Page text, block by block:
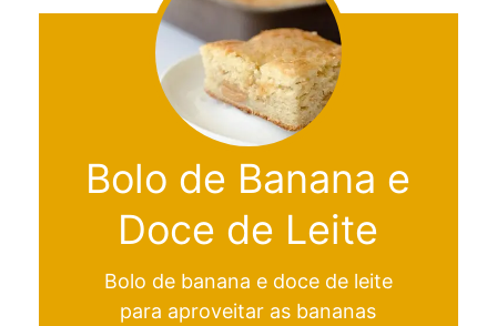
Bolo de Banana e
Doce de Leite
Bolo de banana e doce de leite
para aproveitar as bananas